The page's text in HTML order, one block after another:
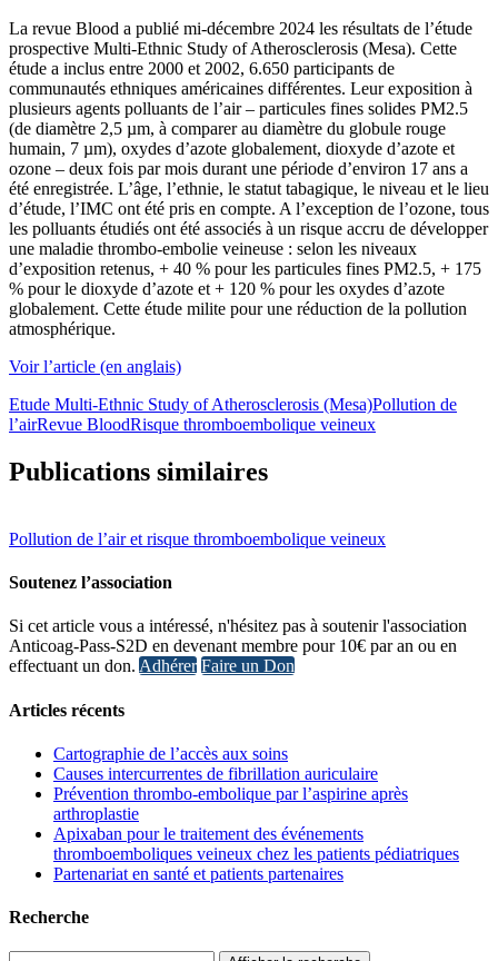
La revue Blood a publié mi-décembre 2024 les résultats de l’étude
prospective Multi-Ethnic Study of Atherosclerosis (Mesa). Cette
étude a inclus entre 2000 et 2002, 6.650 participants de
communautés ethniques américaines différentes. Leur exposition à
plusieurs agents polluants de l’air – particules fines solides PM2.5
(de diamètre 2,5 µm, à comparer au diamètre du globule rouge
humain, 7 µm), oxydes d’azote globalement, dioxyde d’azote et
ozone – deux fois par mois durant une période d’environ 17 ans a
été enregistrée. L’âge, l’ethnie, le statut tabagique, le niveau et le lieu
d’étude, l’IMC ont été pris en compte. A l’exception de l’ozone, tous
les polluants étudiés ont été associés à un risque accru de développer
une maladie thrombo-embolie veineuse : selon les niveaux
d’exposition retenus, + 40 % pour les particules fines PM2.5, + 175
% pour le dioxyde d’azote et + 120 % pour les oxydes d’azote
globalement. Cette étude milite pour une réduction de la pollution
atmosphérique.
Voir l’article (en anglais)
Etude Multi-Ethnic Study of Atherosclerosis (Mesa)Pollution de
l’airRevue BloodRisque thromboembolique veineux
Publications similaires
Pollution de l’air et risque thromboembolique veineux
Déterminants moléculaires du risque de récidive de maladie
Rôle de l’aspirine dans la réduction de la sténose aortique
27 Mar 2026
Soutenez l’association
Si cet article vous a intéressé, n'hésitez pas à soutenir l'association
Anticoag-Pass-S2D en devenant membre pour 10€ par an ou en
effectuant un don. Adhérer Faire un Don
Articles récents
Cartographie de l’accès aux soins
Causes intercurrentes de fibrillation auriculaire
Prévention thrombo-embolique par l’aspirine après
arthroplastie
Apixaban pour le traitement des événements
thromboemboliques veineux chez les patients pédiatriques
Partenariat en santé et patients partenaires
Recherche